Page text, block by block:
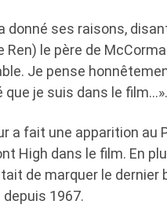
donné ses raisons,
Ren) le père de
Je pense
je suis dans le film…».
a fait une apparition au
High dans le film. En
de marquer le
1967.